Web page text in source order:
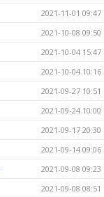
2021-11-01 09:47
2021-10-08 09:50
2021-10-04 15:47
2021-10-04 10:16
2021-09-27 10:51
2021-09-24 10:00
2021-09-17 20:30
2021-09-14 09:06
2021-09-08 09:23
2021-09-08 08:51